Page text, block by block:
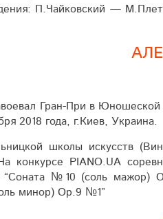
П.Чайковский —
Гран-При в
2018 года, г.Киев, Украина.
школы искусств
конкурсе PIANO.UA
“Соната №10 (соль мажор)
минор) Ор.9 №1”